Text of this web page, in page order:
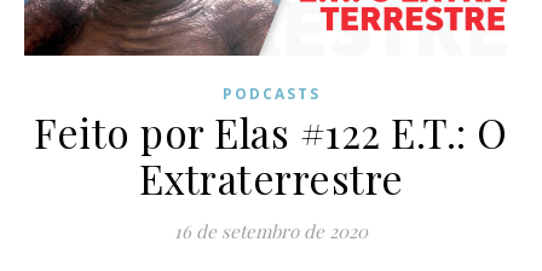
PODCASTS
Feito por Elas #122 E.T.: O
Extraterrestre
16 de setembro de 2020